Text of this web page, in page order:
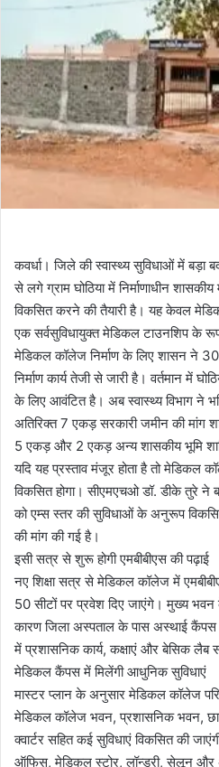
कवर्धा। जिले की स्वास्थ्य सुविधाओं में बड़ा
से लगे ग्राम घोठिया में निर्माणाधीन
विकसित करने की तैयारी है। यह केवल
एक सर्वसुविधायुक्त मेडिकल टाउनशिप के रूप
मेडिकल कॉलेज निर्माण के लिए शासन ने
निर्माण कार्य तेजी से जारी है। वर्तमान में
के लिए आवंटित है। अब स्वास्थ्य विभाग ने
अतिरिक्त 7 एकड़ सरकारी जमीन की मांग
5 एकड़ और 2 एकड़ अन्य शासकीय भूमि
यदि यह प्रस्ताव मंजूर होता है तो मेडिकल
विकसित होगा। सीएमएचओ डॉ. डीके तुरे ने
को एम्स स्तर की सुविधाओं के अनुरूप
की मांग की गई है।
इसी सत्र से शुरू होगी एमबीबीएस की पढ़ाई
नए शिक्षा सत्र से मेडिकल कॉलेज में
50 सीटों पर प्रवेश दिए जाएंगे। मुख्य
कारण जिला अस्पताल के पास अस्थाई कैंपस
में प्रशासनिक कार्य, कक्षाएं और बेसिक लैब
मेडिकल कैंपस में मिलेंगी आधुनिक सुविधाएं
मास्टर प्लान के अनुसार मेडिकल कॉलेज
मेडिकल कॉलेज भवन, प्रशासनिक भवन,
क्वार्टर सहित कई सुविधाएं विकसित की
ऑफिस, मेडिकल स्टोर, लॉन्ड्री, सेलून और